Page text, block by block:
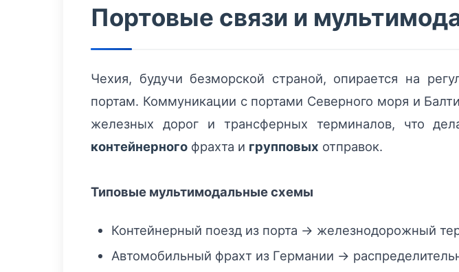
Портовые связи и
Чехия, будучи безморской страной, опирается на
портам. Коммуникации с портами Северного моря и
железных дорог и трансферных терминалов, что
контейнерного фрахта и групповых отправок.
Типовые мультимодальные схемы
Контейнерный поезд из порта → железнодорожный
Автомобильный фрахт из Германии →